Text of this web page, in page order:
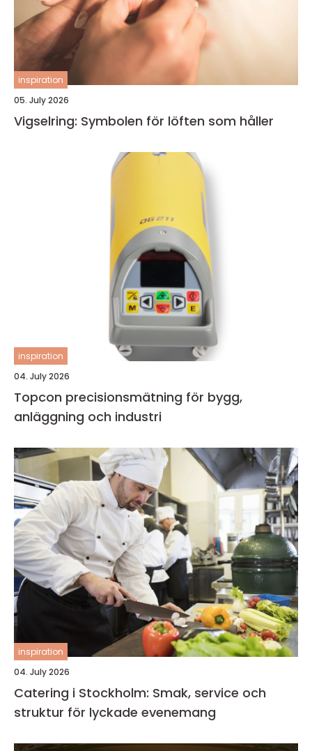
inspiration
05. July 2026
Vigselring: Symbolen för löften som håller
inspiration
04. July 2026
Topcon precisionsmätning för bygg,
anläggning och industri
inspiration
04. July 2026
Catering i Stockholm: Smak, service och
struktur för lyckade evenemang